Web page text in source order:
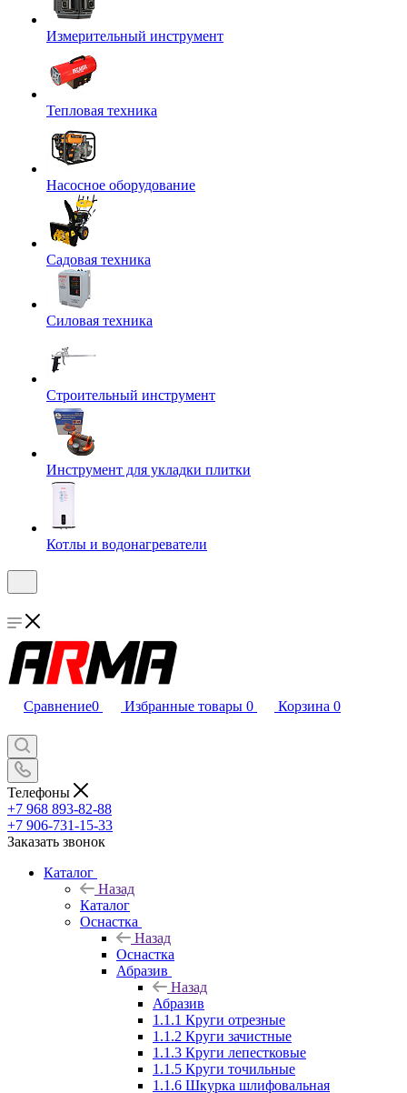
Измерительный инструмент
Тепловая техника
Насосное оборудование
Садовая техника
Силовая техника
Строительный инструмент
Инструмент для укладки плитки
Котлы и водонагреватели
Сравнение0 Избранные товары 0 Корзина 0
Телефоны
+7 968 893-82-88
+7 906-731-15-33
Заказать звонок
Каталог
Назад
Каталог
Оснастка
Назад
Оснастка
Абразив
Назад
Абразив
1.1.1 Круги отрезные
1.1.2 Круги зачистные
1.1.3 Круги лепестковые
1.1.5 Круги точильные
1.1.6 Шкурка шлифовальная